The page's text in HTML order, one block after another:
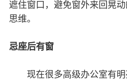
遮住窗口，避免窗外来回晃
思维。
忌座后有窗
现在很多高级办公室有明